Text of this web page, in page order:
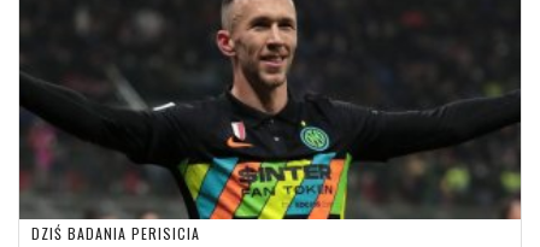
DZIŚ BADANIA PERISICIA